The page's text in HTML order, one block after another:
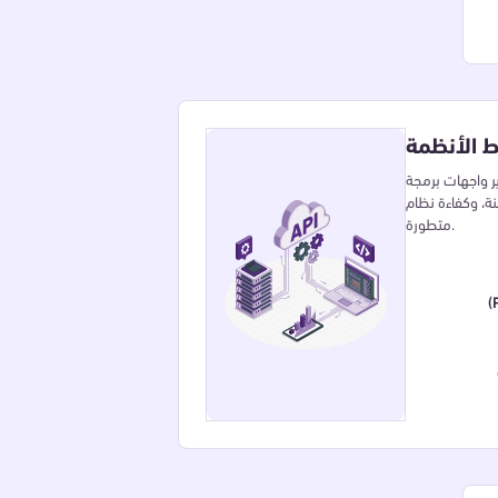
الأنظمة
واجهات برمجة
وكفاءة نظام
متطورة.